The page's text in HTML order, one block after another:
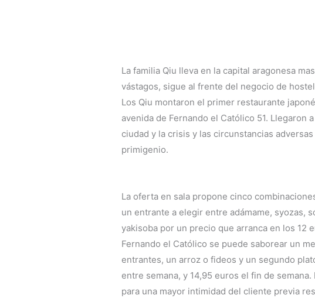
La familia Qiu lleva en la capital aragonesa
vástagos, sigue al frente del negocio de
Los Qiu montaron el primer restaurante
avenida de Fernando el Católico 51. Llegaron
ciudad y la crisis y las circunstancias
primigenio.
La oferta en sala propone cinco
un entrante a elegir entre adámame, syozas,
yakisoba por un precio que arranca en los 12
Fernando el Católico se puede saborear un
entrantes, un arroz o fideos y un segundo
entre semana, y 14,95 euros el fin de
para una mayor intimidad del cliente previa